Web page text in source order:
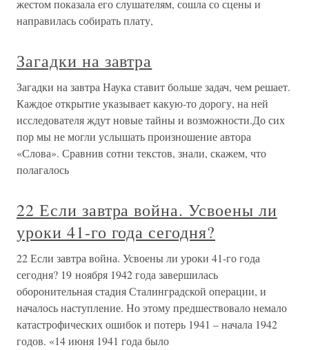
жестом показала его слушателям, сошла со сцены и
направилась собирать плату,
Загадки на завтра
Загадки на завтра Наука ставит больше задач, чем решает.
Каждое открытие указывает какую-то дорогу, на ней
исследователя ждут новые тайны и возможности.До сих
пор мы не могли услышать произношение автора
«Слова». Сравнив сотни текстов, знали, скажем, что
полагалось
22 Если завтра война. Усвоены ли
уроки 41-го года сегодня?
22 Если завтра война. Усвоены ли уроки 41-го года
сегодня? 19 ноября 1942 года завершилась
оборонительная стадия Сталинградской операции, и
началось наступление. Но этому предшествовало немало
катастрофических ошибок и потерь 1941 – начала 1942
годов. «14 июня 1941 года было